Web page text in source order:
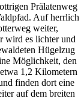
Prälatenweg
Auf herrlich
weiter,
wird es lichter und
Hügelzug
Möglichkeit, den
1,2 Kilometern
finden dort eine
auf dem breiten